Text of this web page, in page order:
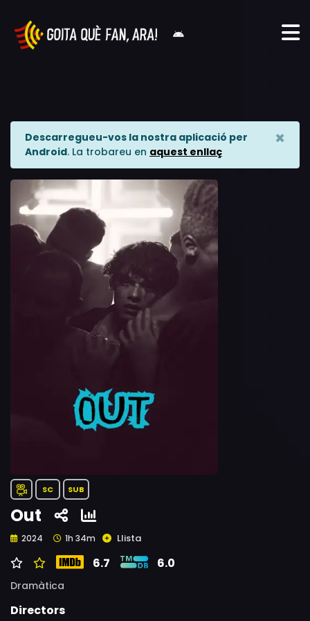
Descarregueu-vos la nostra aplicació per
Android. La trobareu en aquest enllaç
×
SC SUB
Out
2024 1h 34m Llista
6.7 6.0
Dramàtica
Directors